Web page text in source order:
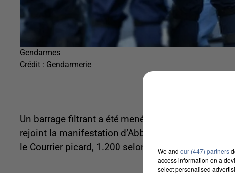
Gendarmes
Crédit : Gendarmerie
Un barrage filtrant a été mené ce matin à
rejoint la manifestation d’Abbeville et celle
le Courrier picard, 1.200 selon la préfecture.
We and our (447) partners
access information on a
select personalised